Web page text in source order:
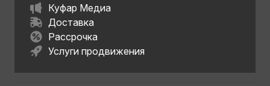
Куфар Медиа
Доставка
Рассрочка
Услуги продвижения